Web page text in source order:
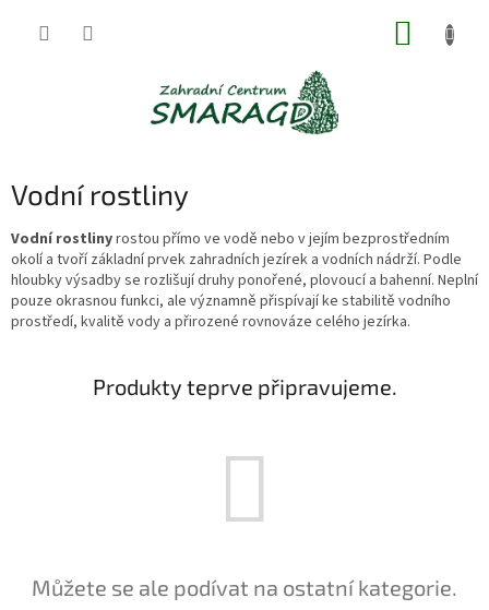
Vodní rostliny
Vodní rostlinyrostou přímo ve vodě nebo v jejím bezprostředním
okolí a tvoří základní prvek zahradních jezírek a vodních nádrží. Podle
hloubky výsadby se rozlišují druhy ponořené, plovoucí a bahenní. Neplní
pouze okrasnou funkci, ale významně přispívají ke stabilitě vodního
prostředí, kvalitě vody a přirozené rovnováze celého jezírka.
Produkty teprve připravujeme.
Můžete se ale podívat na ostatní kategorie.